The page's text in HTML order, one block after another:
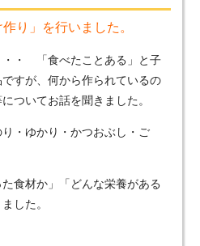
り」を行いました。
・・ 「食べたことある」と子
すが、何から作られているの
ついてお話を聞きました。
・ゆかり・かつおぶし・ご
食材か」「どんな栄養がある
した。